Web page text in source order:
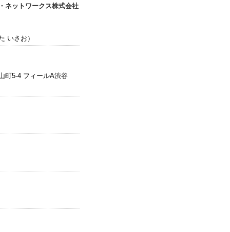
ネットワークス株式会社
いさお）
町5-4 フィールA渋谷